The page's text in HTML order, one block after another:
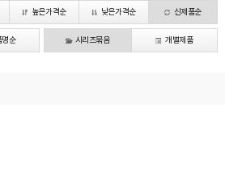
높은가격순 낮은가격순 신제품순
명순 시리즈묶음 개별제품